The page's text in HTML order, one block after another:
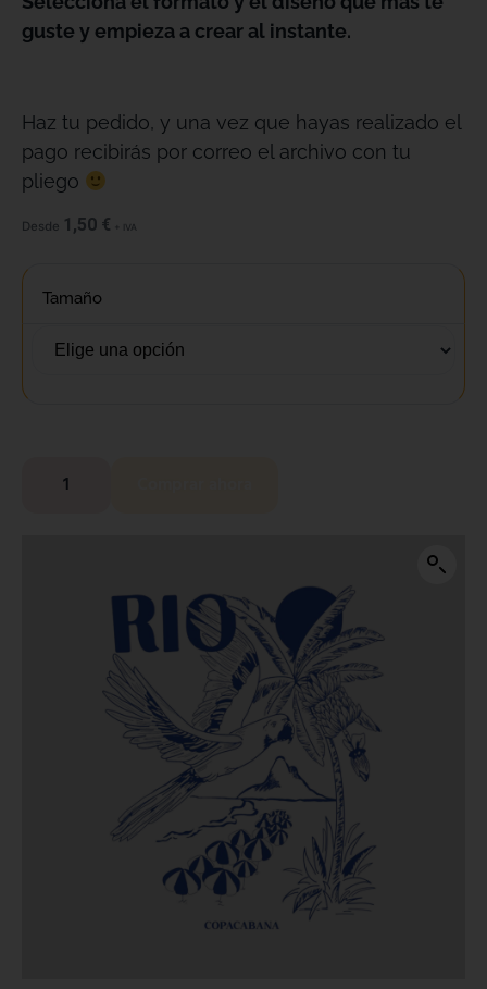
guste y empieza a crear al instante.
Haz tu pedido, y una vez que hayas realizado el
pago recibirás por correo el archivo con tu
pliego
Desde 1,50 € + IVA
Tamaño